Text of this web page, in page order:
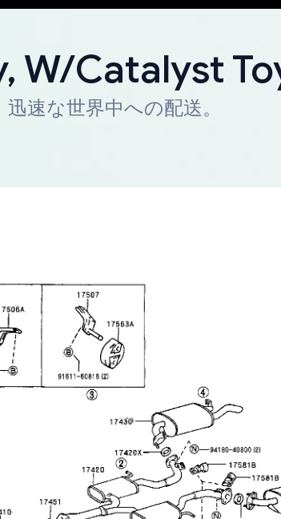
W/Catalyst
速な世界中への配送。